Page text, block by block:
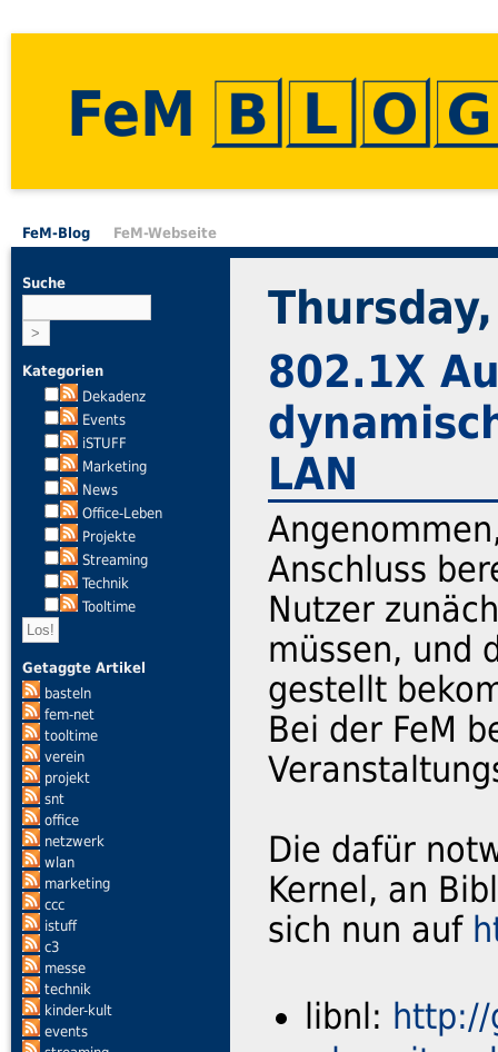
FeM
FeM-Blog FeM-Webseite
Suche
Kategorien
Dekadenz
Events
iSTUFF
Marketing
News
Office-Leben
Projekte
Streaming
Technik
Tooltime
Getaggte Artikel
basteln
fem-net
tooltime
verein
projekt
snt
office
netzwerk
wlan
marketing
ccc
istuff
c3
messe
technik
kinder-kult
events
802.1X
LAN
Anschluss
Nutzer
müssen, und
gestellt
Bei der FeM
Die dafür
Kernel, an
sich nun auf
libnl: http://